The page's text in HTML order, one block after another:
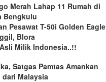
Merah Lahap 11 Rumah di
Bengkulu
Pesawat T-50i Golden Eagle
Blora
Milik Indonesia..!!
Satgas Pamtas Amankan
Malaysia